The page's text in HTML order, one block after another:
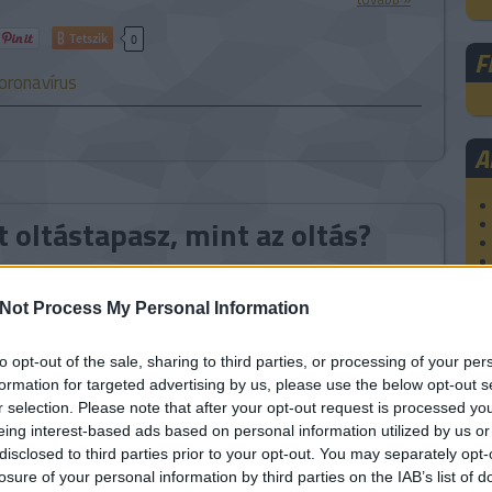
Process My Personal Information
opt-out of the sale, sharing to third parties, or processing of your
for targeted advertising by us, please use the below opt-out
selection. Please note that after your opt-out request is processed
interest-based ads based on personal information utilized by us
to third parties prior to your opt-out. You may separately
of your personal information by third parties on the IAB’s list of
Tetszik 0
mint az oltás?
nélküli oltást kínál a Stanford és az Észak-karolinai
Hill) közös projektje. A koronavírus-járvány globális
Ezek egyike a két egyetem kutatói által fejlesztett
–…
tovább »